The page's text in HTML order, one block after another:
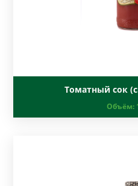
Томатный сок
Объём: